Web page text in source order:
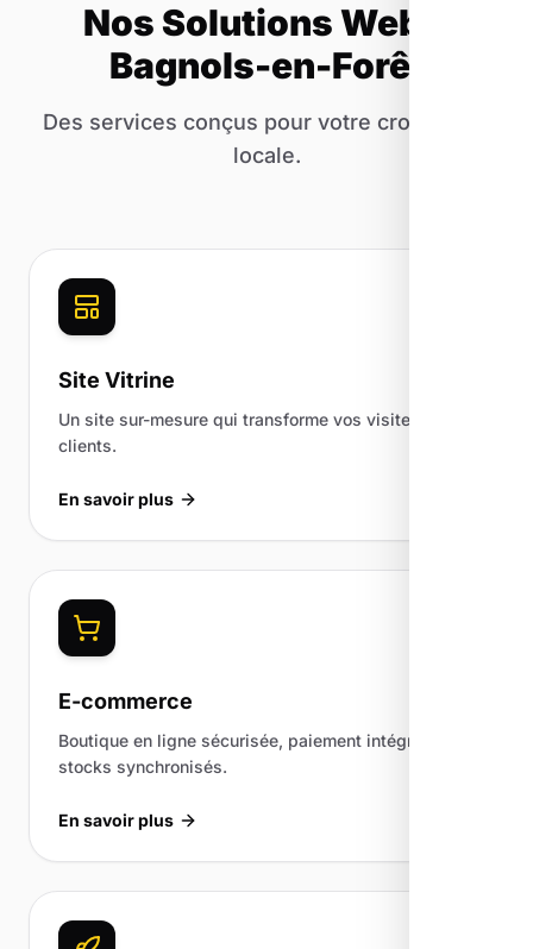
Nos Solutions Web à
Bagnols-en-Forêt
Des services conçus pour votre croissance
locale.
Site Vitrine
Un site sur-mesure qui transforme vos visiteurs en
clients.
En savoir plus
E-commerce
Boutique en ligne sécurisée, paiement intégré et
stocks synchronisés.
En savoir plus